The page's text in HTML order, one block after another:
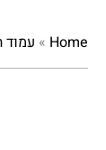
Home
» עמוד